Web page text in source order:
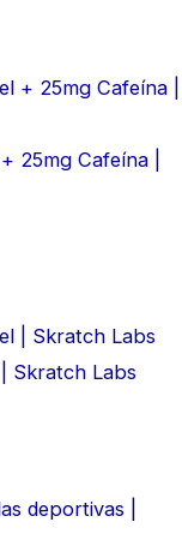
25mg Cafeína |
Skratch Labs